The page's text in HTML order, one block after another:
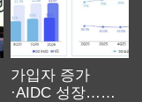
가입자 증가
·AIDC 성장…